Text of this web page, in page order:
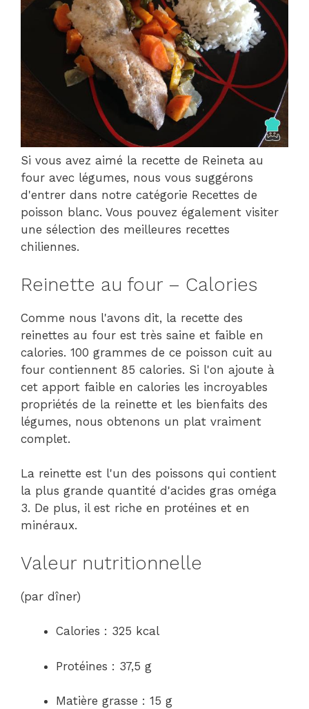
Si vous avez aimé la recette de Reineta au
four avec légumes, nous vous suggérons
d'entrer dans notre catégorie Recettes de
poisson blanc. Vous pouvez également visiter
une sélection des meilleures recettes
chiliennes.
Reinette au four – Calories
Comme nous l'avons dit, la recette des
reinettes au four est très saine et faible en
calories. 100 grammes de ce poisson cuit au
four contiennent 85 calories. Si l'on ajoute à
cet apport faible en calories les incroyables
propriétés de la reinette et les bienfaits des
légumes, nous obtenons un plat vraiment
complet.
La reinette est l'un des poissons qui contient
la plus grande quantité d'acides gras oméga
3. De plus, il est riche en protéines et en
minéraux.
Valeur nutritionnelle
(par dîner)
Calories : 325 kcal
Protéines : 37,5 g
Matière grasse : 15 g